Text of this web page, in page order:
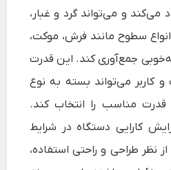
و می‌تواند گرد و غبار،
سطوح مانند فرش، موکت،
جمع‌آوری کند. این قدرت
می‌تواند بسته به نوع
مناسب را انتخاب کند.
کارایی دستگاه در شرایط
طراحی و راحتی استفاده،